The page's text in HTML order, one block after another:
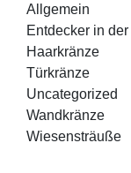
Allgemein
Entdecker in
Haarkränze
Türkränze
Uncategorized
Wandkränze
Wiesensträuße